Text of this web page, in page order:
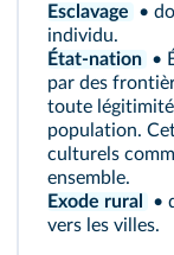
Esclavage
•
individu.
État-nation •
par des
toute
population.
culturels
ensemble.
Exode rural
•
vers les villes.